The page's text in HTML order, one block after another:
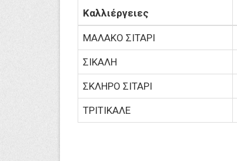
Καλλιέργειες
ΜΑΛΑΚΟ ΣΙΤΑΡΙ
ΣΙΚΑΛΗ
ΣΚΛΗΡΟ ΣΙΤΑΡΙ
ΤΡΙΤΙΚΑΛΕ